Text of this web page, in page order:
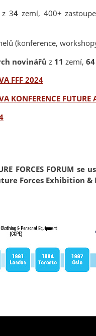
z 34 zemí, 400+
(konference,
novinářů z 11 zemí,
FFF 2024
KONFERENCE FUTURE
FORCES FORUM
Forces Exhibition